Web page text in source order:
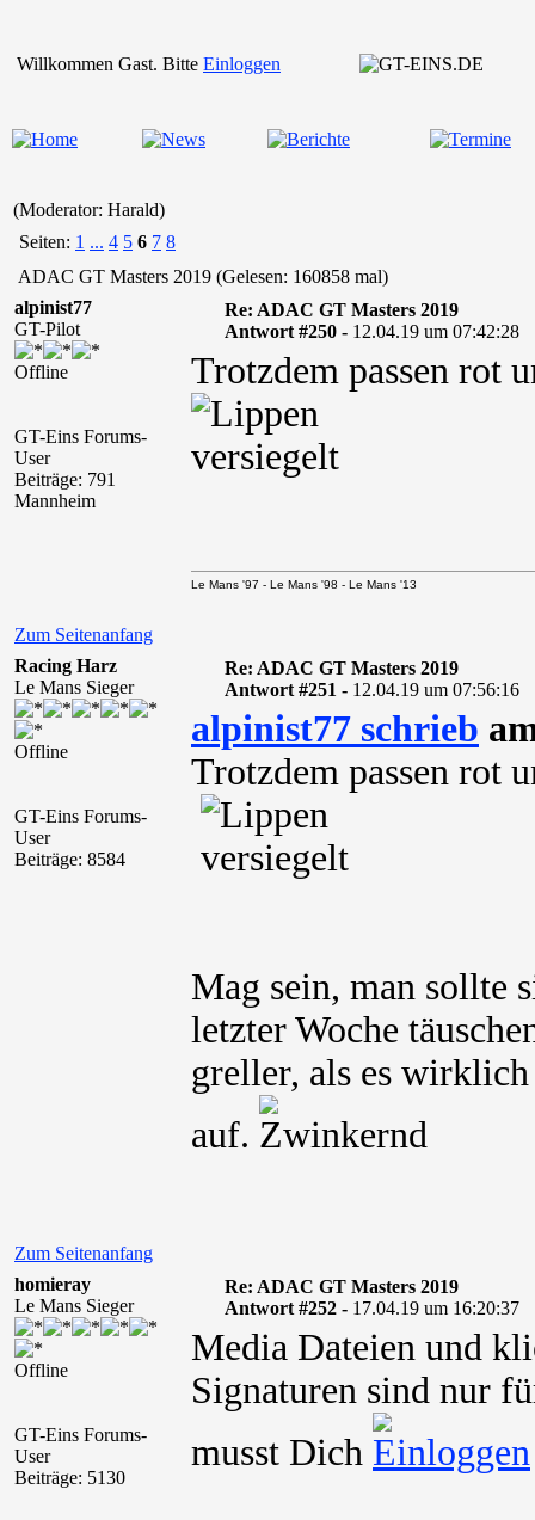
Willkommen Gast. Bitte Einloggen
(Moderator: Harald)
Seiten: 1 ... 4 5 6 7 8
ADAC GT Masters 2019 (Gelesen: 160858 mal)
alpinist77
GT-Pilot
Offline
GT-Eins Forums-
User
Beiträge: 791
Mannheim
Re: ADAC GT Masters 2019
Antwort #250 - 12.04.19 um 07:42:28
Trotzdem passen rot
Zum Seitenanfang
Le Mans '97 - Le Mans '98 - Le Mans '13
Racing Harz
Le Mans Sieger
Offline
GT-Eins Forums-
User
Beiträge: 8584
Re: ADAC GT Masters 2019
Antwort #251 - 12.04.19 um 07:56:16
alpinist77 schrieb
Trotzdem passen rot
Mag sein, man sollte
letzter Woche
greller, als es
auf.
Zum Seitenanfang
homieray
Le Mans Sieger
Offline
GT-Eins Forums-
User
Beiträge: 5130
Re: ADAC GT Masters 2019
Antwort #252 - 17.04.19 um 16:20:37
Media Dateien und
Signaturen sind nur
musst Dich